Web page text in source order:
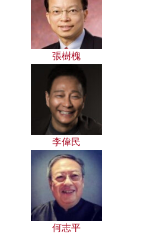
張樹槐
李偉民
何志平